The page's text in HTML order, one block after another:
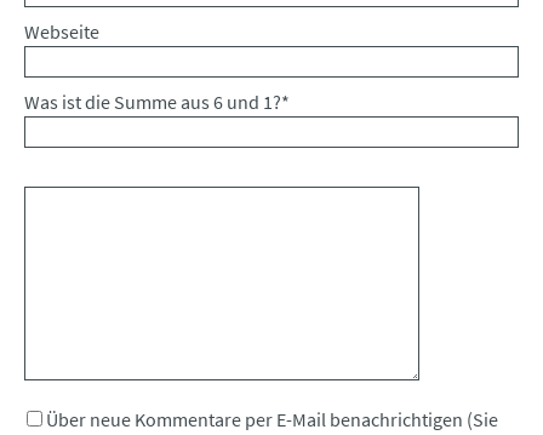
Webseite
Was ist die Summe aus 6 und 1?*
Über neue Kommentare per E-Mail benachrichtigen (Sie